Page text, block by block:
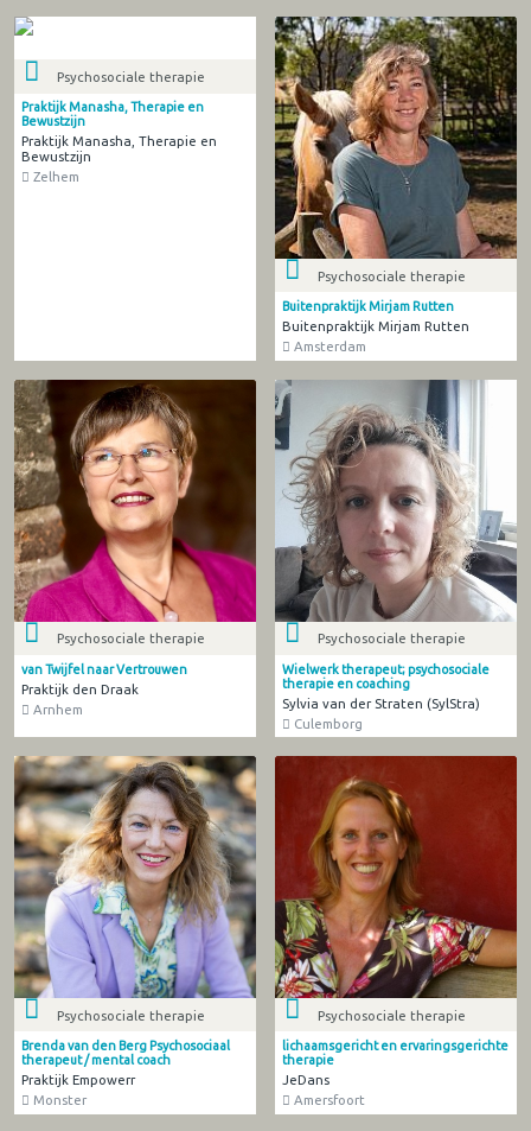
Psychosociale therapie
Praktijk Manasha, Therapie en
Bewustzijn
Praktijk Manasha, Therapie en
Bewustzijn
Zelhem
Psychosociale therapie
Buitenpraktijk Mirjam Rutten
Buitenpraktijk Mirjam Rutten
Amsterdam
Psychosociale therapie
van Twijfel naar Vertrouwen
Praktijk den Draak
Arnhem
Psychosociale therapie
Wielwerk therapeut; psychosociale
therapie en coaching
Sylvia van der Straten (SylStra)
Culemborg
Psychosociale therapie
Brenda van den Berg Psychosociaal
therapeut / mental coach
Praktijk Empowerr
Monster
Psychosociale therapie
lichaamsgericht en ervaringsgerichte
therapie
JeDans
Amersfoort